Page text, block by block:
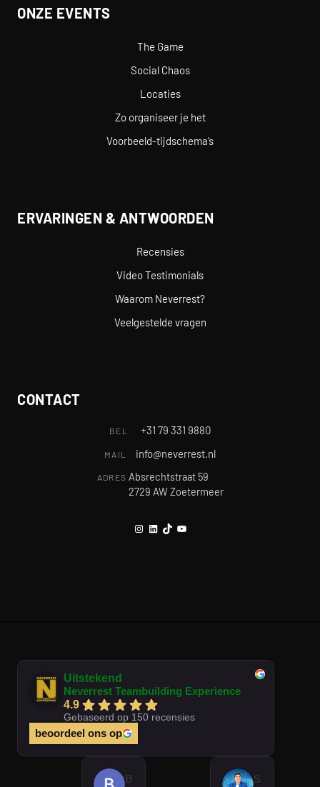
ONZE EVENTS
The Game
Social Chaos
Locaties
Zo organiseer je het
Voorbeeld-tijdschema’s
ERVARINGEN & ANTWOORDEN
Recensies
Video Testimonials
Waarom Neverrest?
Veelgestelde vragen
CONTACT
BEL +31 79 331 9880
MAIL info@neverrest.nl
ADRES Absrechtstraat 59
2729 AW Zoetermeer
Instagram
LinkedIn
TikTokYouTube
Uitstekend
Neverrest Teambuilding Experience
4.9
Gebaseerd op 150 recensies
beoordeel ons op